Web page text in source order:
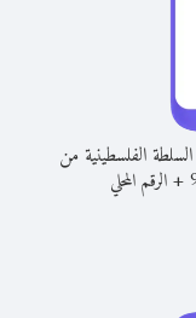
الفلسطينية من
+الرقم المحلي